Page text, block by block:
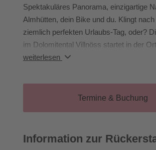
Spektakuläres Panorama, einzigartige
Almhütten, dein Bike und du. Klingt nach
ziemlich perfekten Urlaubs-Tag, oder?
im Dolomitental Villnöss startet in der
Peter/Pizack, von wo aus es Richtung
urigen Almhütten, die uns am Fuße der
Geisler, eines der schönsten Plätzchen
geht es dann wieder zurück zum
Tour.
weiterlesen
Termine & Buchung
Information zur